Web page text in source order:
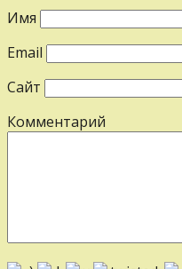
Имя
Email
Сайт
Комментарий